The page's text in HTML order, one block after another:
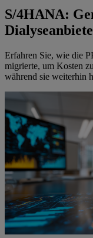
S/4HANA:
Erfahren Sie, wie die
migrierte, um Kosten
während sie weiterhin